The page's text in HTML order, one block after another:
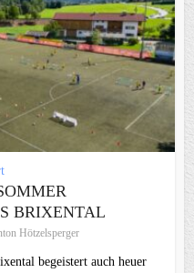
B
BRIXENTAL
Hötzelsperger
begeistert auch heuer